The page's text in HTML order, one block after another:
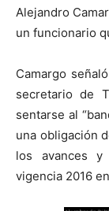
Alejandro
un funcionario
Camargo
secretario de
sentarse al
una obligación
los avances
vigencia 2016